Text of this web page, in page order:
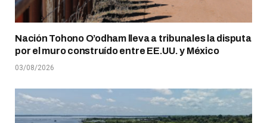
Nación Tohono O’odham lleva a tribunales la disputa
por el muro construído entre EE.UU. y México
03/08/2026